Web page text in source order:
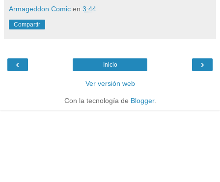
Armageddon Comic en 3:44
Compartir
‹ ›
Inicio
Ver versión web
Con la tecnología de Blogger.